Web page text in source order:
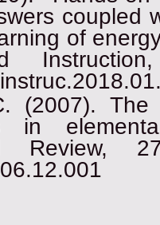
coupled
of
(2007).
in
Review,